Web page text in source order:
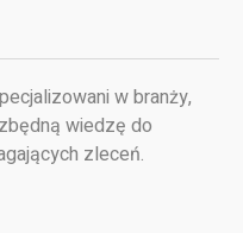
w branży,
wiedzę do
zleceń.